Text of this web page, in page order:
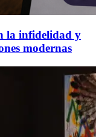
la infidelidad y
modernas